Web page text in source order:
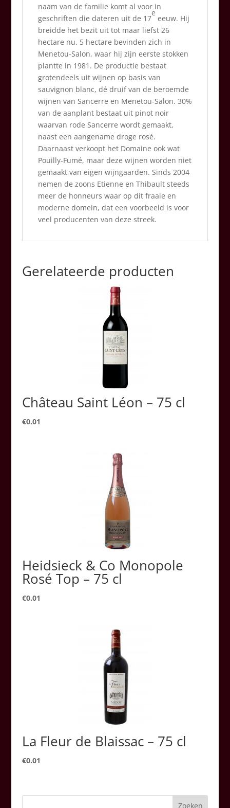
naam van de familie komt al voor in
geschriften die dateren uit de 17
e
eeuw. Hij
breidde het bezit uit tot maar liefst 26
hectare nu. 5 hectare bevinden zich in
Menetou-Salon, waar hij zijn eerste stokken
plantte in 1981. De productie bestaat
grotendeels uit wijnen op basis van
sauvignon blanc, dé druif van de beroemde
wijnen van Sancerre en Menetou-Salon. 30%
van de aanplant bestaat uit pinot noir
waarvan rode Sancerre wordt gemaakt,
naast een aangename droge rosé.
Daarnaast verkoopt het Domaine ook wat
Pouilly-Fumé, maar deze wijnen worden niet
gemaakt van eigen wijngaarden. Sinds 2004
nemen de zoons Etienne en Thibault steeds
meer de honneurs waar op dit fraaie en
moderne domein, dat een voorbeeld is voor
veel producenten van deze streek.
Gerelateerde producten
Château Saint Léon – 75 cl
€0.01
Heidsieck & Co Monopole
Rosé Top – 75 cl
€0.01
La Fleur de Blaissac – 75 cl
€0.01